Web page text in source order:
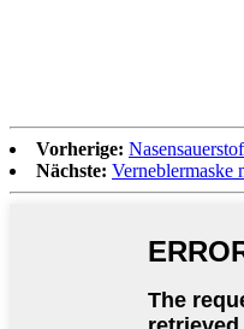
Vorherige:
Nächste: Verneblermaske